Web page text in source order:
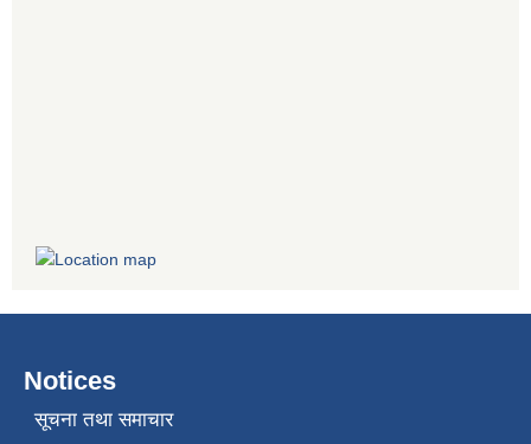
Notices
सूचना तथा समाचार